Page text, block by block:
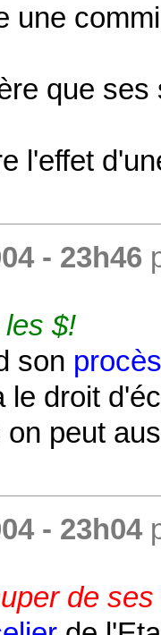
une
que ses
l'effet
- 23h46
$!
son procès
droit
peut
- 23h04
de